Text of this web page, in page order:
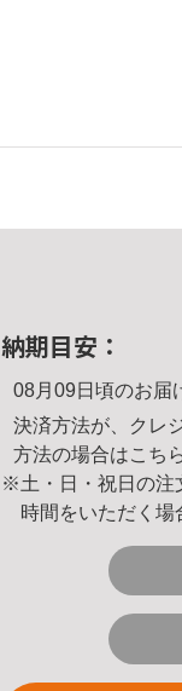
納期目安：
08月09日頃のお届
決済方法が、クレ
方法の場合はこち
※土・日・祝日の注
時間をいただく場